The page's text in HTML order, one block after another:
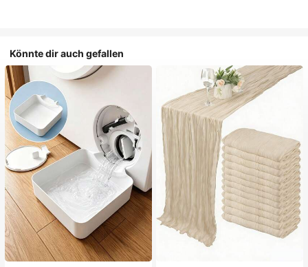
Könnte dir auch gefallen